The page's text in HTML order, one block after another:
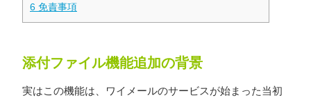
6 免責事項
添付ファイル機能追加の背景
実はこの機能は、ワイメールのサービスが始まった当初